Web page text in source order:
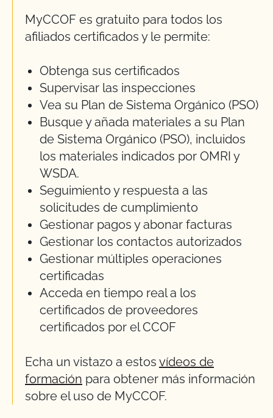
MyCCOF es gratuito para todos los
afiliados certificados y le permite:
Obtenga sus certificados
Supervisar las inspecciones
Vea su Plan de Sistema Orgánico (PSO)
Busque y añada materiales a su Plan
de Sistema Orgánico (PSO), incluidos
los materiales indicados por OMRI y
WSDA.
Seguimiento y respuesta a las
solicitudes de cumplimiento
Gestionar pagos y abonar facturas
Gestionar los contactos autorizados
Gestionar múltiples operaciones
certificadas
Acceda en tiempo real a los
certificados de proveedores
certificados por el CCOF
Echa un vistazo a estos vídeos de
formación para obtener más información
sobre el uso de MyCCOF.